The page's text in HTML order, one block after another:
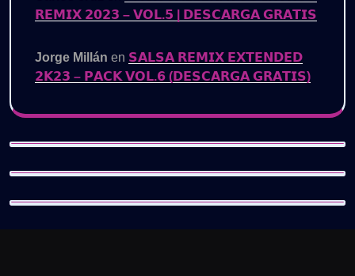
𝗥𝗘𝗠𝗜𝗫 𝟮𝟬𝟮𝟯 – 𝗩𝗢𝗟.𝟱 | 𝗗𝗘𝗦𝗖𝗔𝗥𝗚𝗔 𝗚𝗥𝗔𝗧𝗜𝗦
Jorge Millán en 𝗦𝗔𝗟𝗦𝗔 𝗥𝗘𝗠𝗜𝗫 𝗘𝗫𝗧𝗘𝗡𝗗𝗘𝗗
𝟮𝗞𝟮𝟯 – 𝗣𝗔𝗖𝗞 𝗩𝗢𝗟.𝟲 (𝗗𝗘𝗦𝗖𝗔𝗥𝗚𝗔 𝗚𝗥𝗔𝗧𝗜𝗦)